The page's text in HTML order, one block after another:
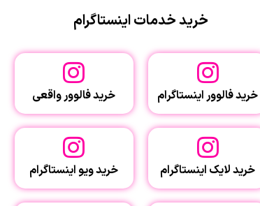
خرید خدمات اینستاگرام
خرید فالوور اینستاگرام خرید فالوور واقعی
خرید لایک اینستاگرام خرید ویو اینستاگرام